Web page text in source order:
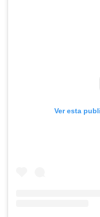
Ver esta